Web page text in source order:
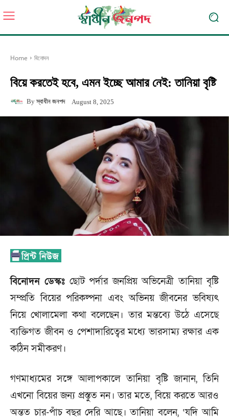
Home বিনোদন
বিয়ে করতেই হবে, এমন ইচ্ছে আমার নেই: তানিয়া বৃষ্টি
By স্বাধীন জনপদ August 8, 2025
বিনোদন ডেস্কঃ ছোট পর্দার জনপ্রিয় অভিনেত্রী তানিয়া বৃষ্টি
সম্প্রতি বিয়ের পরিকল্পনা এবং অভিনয় জীবনের ভবিষ্যৎ
নিয়ে খোলামেলা কথা বলেছেন। তার মন্তব্যে উঠে এসেছে
ব্যক্তিগত জীবন ও পেশাদারিত্বের মধ্যে ভারসাম্য রক্ষার এক
কঠিন সমীকরণ।
গণমাধ্যমের সঙ্গে আলাপকালে তানিয়া বৃষ্টি জানান, তিনি
এখনো বিয়ের জন্য প্রস্তুত নন। তার মতে, বিয়ে করতে আরও
অন্তত চার-পাঁচ বছর দেরি আছে। তানিয়া বলেন, ‘যদি আমি